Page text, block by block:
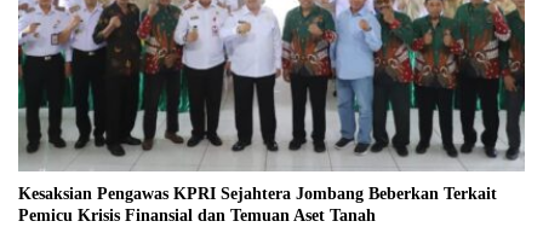
Kesaksian Pengawas KPRI Sejahtera Jombang Beberkan Terkait
Pemicu Krisis Finansial dan Temuan Aset Tanah